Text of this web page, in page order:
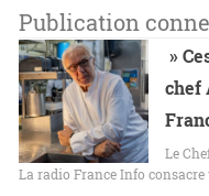
Publication
»
chef
Le
La radio France Info consacre